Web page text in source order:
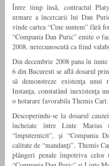
Între timp însă, contractul
urmare a încercarii lui Dan
vinde cartea “Cine suntem” fără
“Compania Dan Puric” emite o
2008, nerecunoscută ca fiind
Din decembrie 2008 pana în
6 din Bucuresti se află dosarul
să demonstreze existenţa
Instanţa, constatând inexistenţa
o hotarare favorabila Themis Cart.
Descoperindu-se la dosarul
încheiate între Linte Marius
“împuternicit”, şi “Compania
calitate de “mandanţi”, Themis
plângeri penale împotriva